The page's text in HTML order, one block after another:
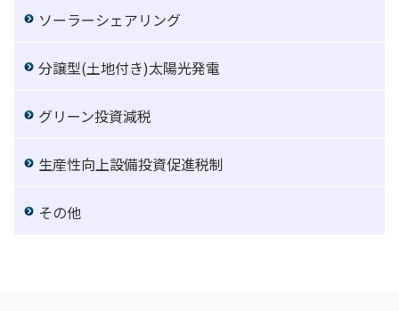
ソーラーシェアリング
分譲型(土地付き)太陽光発電
グリーン投資減税
生産性向上設備投資促進税制
その他